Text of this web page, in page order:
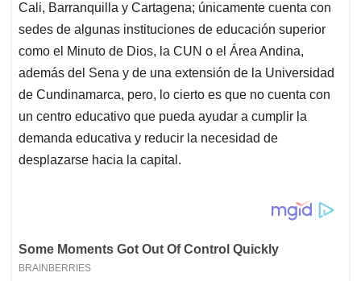
Cali, Barranquilla y Cartagena; únicamente cuenta con
sedes de algunas instituciones de educación superior
como el Minuto de Dios, la CUN o el Área Andina,
además del Sena y de una extensión de la Universidad
de Cundinamarca, pero, lo cierto es que no cuenta con
un centro educativo que pueda ayudar a cumplir la
demanda educativa y reducir la necesidad de
desplazarse hacia la capital.